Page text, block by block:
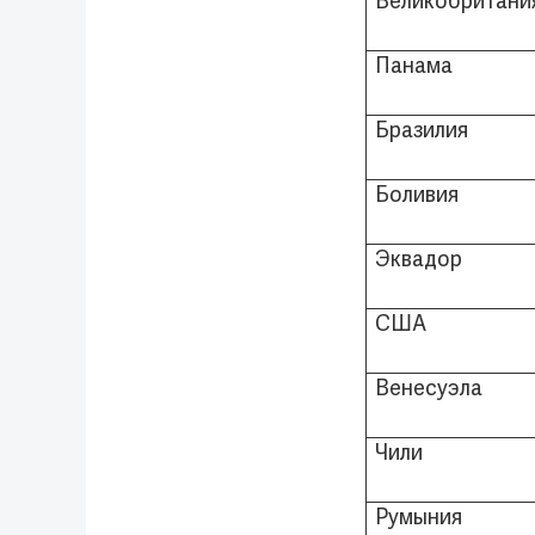
Панама
Бразилия
Боливия
Эквадор
США
Венесуэла
Чили
Румыния